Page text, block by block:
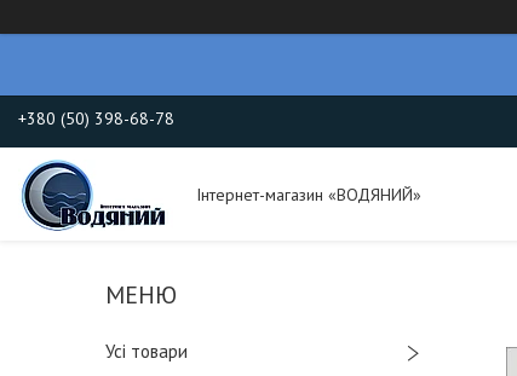
+380 (50) 398-68-78
Інтернет-магазин «ВОДЯНИЙ»
Усі товари